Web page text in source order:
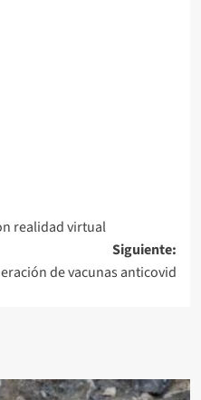
realidad virtual
Siguiente:
de vacunas anticovid